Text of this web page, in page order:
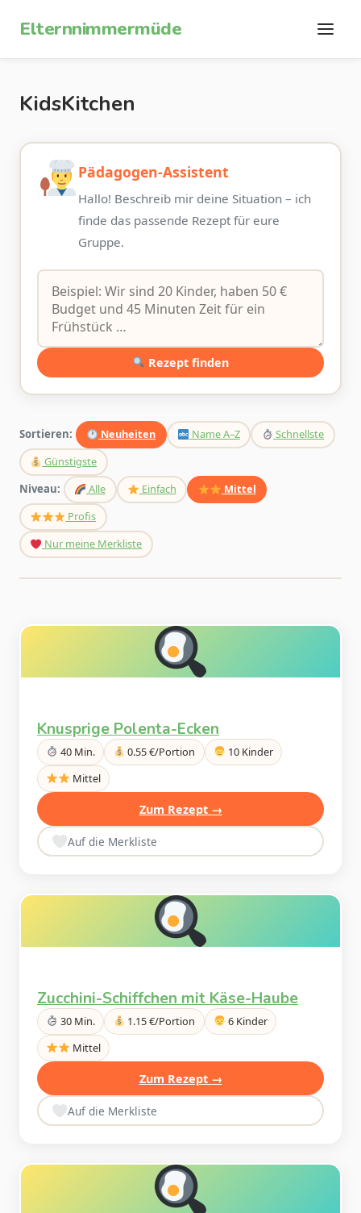
Elternnimmermüde
KidsKitchen
Pädagogen-Assistent
Hallo! Beschreib mir deine Situation – ich
finde das passende Rezept für eure
Gruppe.
Rezept finden
Sortieren: Neuheiten Name A–Z
Schnellste
Günstigste
Niveau:
Alle Einfach
Mittel
Profis
Nur meine Merkliste
Knusprige Polenta-Ecken
40 Min. 0.55 €/Portion
10 Kinder
Mittel
Zum Rezept →
Auf die Merkliste
Zucchini-Schiffchen mit Käse-Haube
30 Min. 1.15 €/Portion
6 Kinder
Mittel
Zum Rezept →
Auf die Merkliste